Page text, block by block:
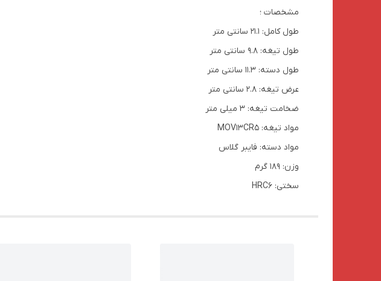
مشخصات ؛
طول کامل: 21.1 سانتی متر
طول تیغه: 9.8 سانتی متر
طول دسته: 11.3 سانتی متر
عرض تیغه: 2.8 سانتی متر
ضخامت تیغه: 3 میلی متر
مواد تیغه: MOV13CR5
مواد دسته: فایبر گلاس
وزن: 189 گرم
سختی: HRC6